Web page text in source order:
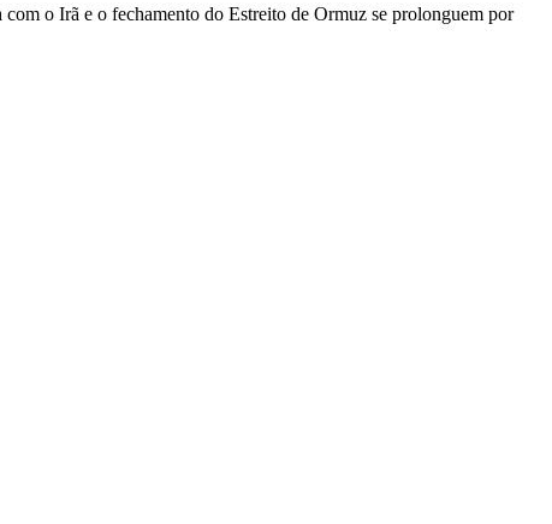
com o Irã e o fechamento do Estreito de Ormuz se prolonguem por